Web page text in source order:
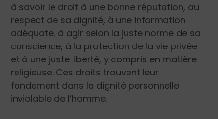
à savoir le droit à une bonne réputation, au
respect de sa dignité, à une information
adéquate, à agir selon la juste norme de sa
conscience, à la protection de la vie privée
et à une juste liberté, y compris en matière
religieuse. Ces droits trouvent leur
fondement dans la dignité personnelle
inviolable de l’homme.